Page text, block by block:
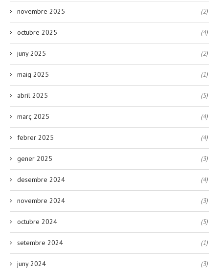
novembre 2025 (2)
octubre 2025 (4)
juny 2025 (2)
maig 2025 (1)
abril 2025 (5)
març 2025 (4)
febrer 2025 (4)
gener 2025 (3)
desembre 2024 (4)
novembre 2024 (3)
octubre 2024 (5)
setembre 2024 (1)
juny 2024 (3)